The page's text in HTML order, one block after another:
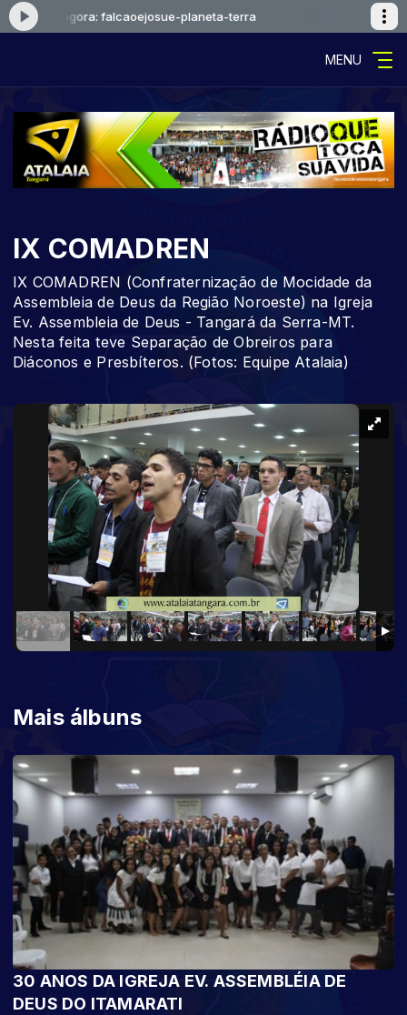
Tocando agora: falcaoejosue-planeta-terra Tocando
MENU
IX COMADREN
IX COMADREN (Confraternização de Mocidade da
Assembleia de Deus da Região Noroeste) na Igreja
Ev. Assembleia de Deus - Tangará da Serra-MT.
Nesta feita teve Separação de Obreiros para
Diáconos e Presbíteros. (Fotos: Equipe Atalaia)
Mais álbuns
30 ANOS DA IGREJA EV. ASSEMBLÉIA DE
DEUS DO ITAMARATI